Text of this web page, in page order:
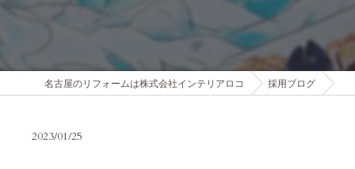
名古屋のリフォームは株式会社インテリアロコ 採用ブログ
2023/01/25